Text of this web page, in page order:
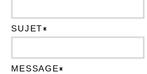
SUJET*
MESSAGE*